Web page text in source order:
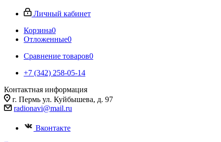
Личный кабинет
Корзина0
Отложенные0
Сравнение товаров0
+7 (342) 258-05-14
Контактная информация
г. Пермь ул. Куйбышева, д. 97
radionavi@mail.ru
Вконтакте